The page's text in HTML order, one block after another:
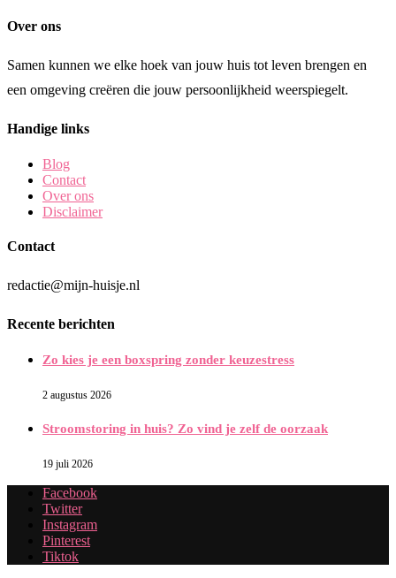
Over ons
Samen kunnen we elke hoek van jouw huis tot leven brengen en
een omgeving creëren die jouw persoonlijkheid weerspiegelt.
Handige links
Blog
Contact
Over ons
Disclaimer
Contact
redactie@mijn-huisje.nl
Recente berichten
Zo kies je een boxspring zonder keuzestress
2 augustus 2026
Stroomstoring in huis? Zo vind je zelf de oorzaak
19 juli 2026
Facebook
Twitter
Instagram
Pinterest
Tiktok